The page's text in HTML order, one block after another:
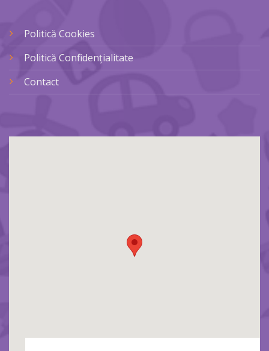
Politică Cookies
Politică Confidențialitate
Contact